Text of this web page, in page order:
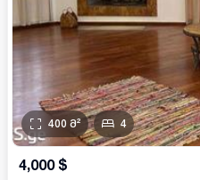
400 მ² 4
4,000 $